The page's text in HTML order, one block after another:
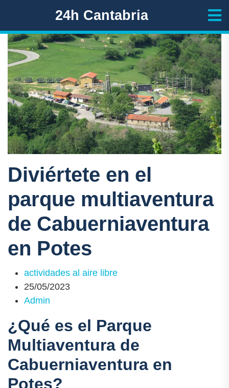
24h Cantabria
Diviértete en el
parque multiaventura
de Cabuerniaventura
en Potes
actividades al aire libre
25/05/2023
Admin
¿Qué es el Parque
Multiaventura de
Cabuerniaventura en
Potes?